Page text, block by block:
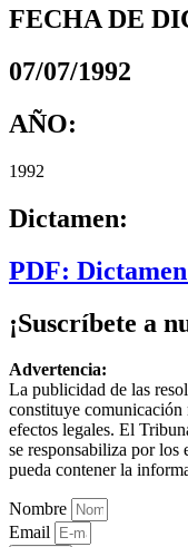
FECHA DE
07/07/1992
AÑO:
1992
Dictamen:
PDF:
¡Suscríbete a
Advertencia:
La publicidad de las
constituye
efectos legales. El
se responsabiliza por los
pueda contener la
Nombre
Email